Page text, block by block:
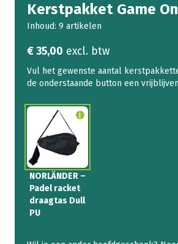
Kerstpakket Game On
Inhoud: 9 artikelen
€35,00 excl. btw
NORLÄNDER –
Padel racket
draagtas Dull
PU